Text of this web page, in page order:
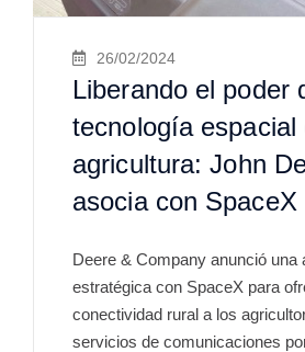
26/02/2024
Liberando el poder
tecnología espacial
agricultura: John
asocia con SpaceX
Deere & Company anunció una
estratégica con SpaceX para
conectividad rural a los
servicios de comunicaciones